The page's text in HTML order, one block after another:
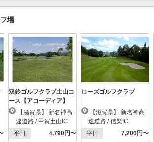
場
双鈴ゴルフクラブ土山コ
ース【アコーディア】
速道路 / 甲賀土山IC
平日
4,790円〜
ローズゴルフクラブ
速道路 / 信楽IC
平日
7,200円〜